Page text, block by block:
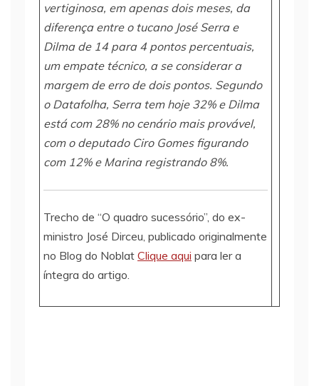
vertiginosa, em apenas dois meses, da
diferença entre o tucano José Serra e
Dilma de 14 para 4 pontos percentuais,
um empate técnico, a se considerar a
margem de erro de dois pontos. Segundo
o Datafolha, Serra tem hoje 32% e Dilma
está com 28% no cenário mais provável,
com o deputado Ciro Gomes figurando
com 12% e Marina registrando 8%.
Trecho de “O quadro sucessório”, do ex-
ministro José Dirceu, publicado originalmente
no Blog do Noblat Clique aqui para ler a
íntegra do artigo.